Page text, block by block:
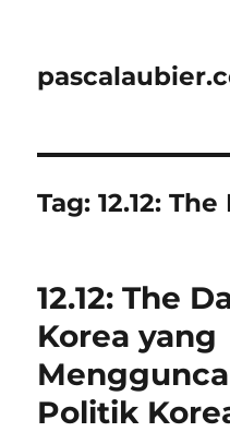
Tag:12.12: The
12.12: The
Korea yang
Politik